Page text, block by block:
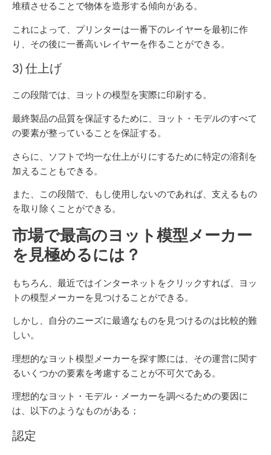
堆積させることで物体を造形する傾向がある。
これによって、プリンターは一番下のレイヤーを最初に作
り、その後に一番高いレイヤーを作ることができる。
3) 仕上げ
この段階では、ヨットの模型を実際に印刷する。
最終製品の品質を保証するために、ヨット・モデルのすべて
の要素が整っていることを保証する。
さらに、ソフトで均一な仕上がりにするために特定の溶剤を
加えることもできる。
また、この段階で、もし使用しないのであれば、支えるもの
を取り除くことができる。
市場で最高のヨット模型メーカー
を見極めるには？
もちろん、最近ではインターネットをクリックすれば、ヨッ
トの模型メーカーを見つけることができる。
しかし、自分のニーズに最適なものを見つけるのは比較的難
しい。
理想的なヨット模型メーカーを探す際には、その運営に関す
るいくつかの要素を考慮することが不可欠である。
理想的なヨット・モデル・メーカーを調べるための要因に
は、以下のようなものがある；
認定